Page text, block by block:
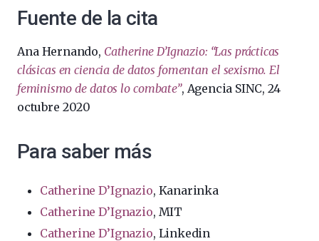
Fuente de la cita
Ana Hernando, Catherine D’Ignazio: “Las prácticas
clásicas en ciencia de datos fomentan el sexismo. El
feminismo de datos lo combate”, Agencia SINC, 24
octubre 2020
Para saber más
Catherine D’Ignazio, Kanarinka
Catherine D’Ignazio, MIT
Catherine D’Ignazio, Linkedin